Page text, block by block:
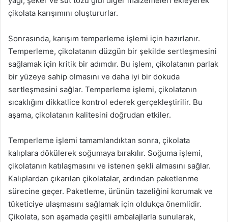
çikolata karışımını oluştururlar.
Sonrasında, karışım temperleme işlemi için hazırlanır.
Temperleme, çikolatanın düzgün bir şekilde sertleşmesini
sağlamak için kritik bir adımdır. Bu işlem, çikolatanın parlak
bir yüzeye sahip olmasını ve daha iyi bir dokuda
sertleşmesini sağlar. Temperleme işlemi, çikolatanın
sıcaklığını dikkatlice kontrol ederek gerçekleştirilir. Bu
aşama, çikolatanın kalitesini doğrudan etkiler.
Temperleme işlemi tamamlandıktan sonra, çikolata
kalıplara dökülerek soğumaya bırakılır. Soğuma işlemi,
çikolatanın katılaşmasını ve istenen şekli almasını sağlar.
Kalıplardan çıkarılan çikolatalar, ardından paketlenme
sürecine geçer. Paketleme, ürünün tazeliğini korumak ve
tüketiciye ulaşmasını sağlamak için oldukça önemlidir.
Çikolata, son aşamada çeşitli ambalajlarla sunularak,